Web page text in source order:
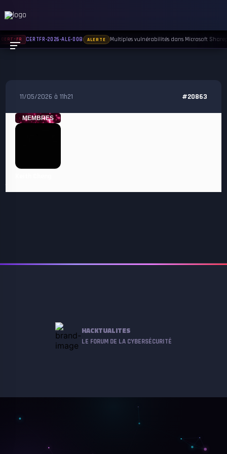
11/05/2026 à 11h21 #20863
MEMBRES
HACKTUALITES
LE FORUM DE LA CYBERSÉCURITÉ
CERT-FR CERTFR-2026-ALE-008 ALERTE Multiples vulnérabilités dans Microsoft